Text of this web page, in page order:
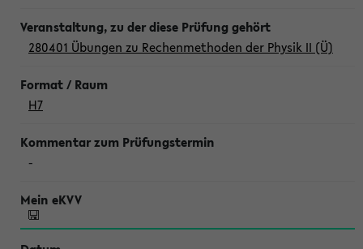
280401 Übungen zu Rechenmethoden der Physik II (Ü)
H7
-